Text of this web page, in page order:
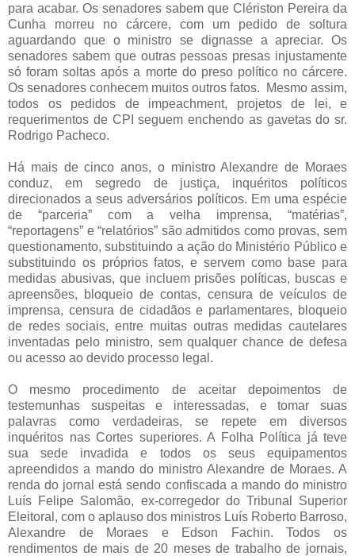
para acabar. Os senadores sabem que Clériston Pereira da
Cunha morreu no cárcere, com um pedido de soltura
aguardando que o ministro se dignasse a apreciar. Os
senadores sabem que outras pessoas presas injustamente
só foram soltas após a morte do preso político no cárcere.
Os senadores conhecem muitos outros fatos. Mesmo assim,
todos os pedidos de impeachment, projetos de lei, e
requerimentos de CPI seguem enchendo as gavetas do sr.
Rodrigo Pacheco.
Há mais de cinco anos, o ministro Alexandre de Moraes
conduz, em segredo de justiça, inquéritos políticos
direcionados a seus adversários políticos. Em uma espécie
de “parceria” com a velha imprensa, “matérias”,
“reportagens” e “relatórios” são admitidos como provas, sem
questionamento, substituindo a ação do Ministério Público e
substituindo os próprios fatos, e servem como base para
medidas abusivas, que incluem prisões políticas, buscas e
apreensões, bloqueio de contas, censura de veículos de
imprensa, censura de cidadãos e parlamentares, bloqueio
de redes sociais, entre muitas outras medidas cautelares
inventadas pelo ministro, sem qualquer chance de defesa
ou acesso ao devido processo legal.
O mesmo procedimento de aceitar depoimentos de
testemunhas suspeitas e interessadas, e tomar suas
palavras como verdadeiras, se repete em diversos
inquéritos nas Cortes superiores. A Folha Política já teve
sua sede invadida e todos os seus equipamentos
apreendidos a mando do ministro Alexandre de Moraes. A
renda do jornal está sendo confiscada a mando do ministro
Luís Felipe Salomão, ex-corregedor do Tribunal Superior
Eleitoral, com o aplauso dos ministros Luís Roberto Barroso,
Alexandre de Moraes e Edson Fachin. Todos os
rendimentos de mais de 20 meses de trabalho de jornais,